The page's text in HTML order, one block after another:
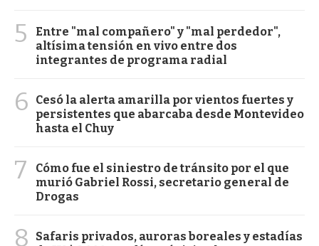
5
Entre "mal compañero" y "mal perdedor",
altísima tensión en vivo entre dos
integrantes de programa radial
6
Cesó la alerta amarilla por vientos fuertes y
persistentes que abarcaba desde Montevideo
hasta el Chuy
7
Cómo fue el siniestro de tránsito por el que
murió Gabriel Rossi, secretario general de
Drogas
8
Safaris privados, auroras boreales y estadías